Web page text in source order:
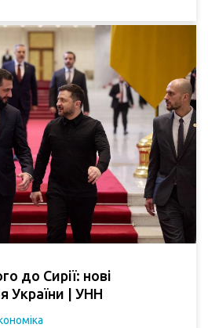
до Сирії: нові
України | УНН